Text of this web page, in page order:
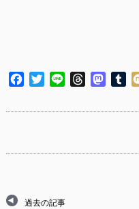
Facebook
TwitterLine Threads
過去の記事